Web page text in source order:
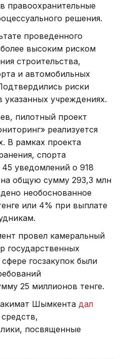
правоохранительные
решения.
проведенного
высоким риском
строительства,
и автомобильных
риски
указанных учреждениях.
пилотный проект
реализуется
В рамках проекта
спорта
уведомлений о 918
общую сумму 293,3 млн
необоснованное
или 4% при выплате
провел камеральный
государственных
госзакупок были
25 миллионов тенге.
Шымкента дал
посвященные